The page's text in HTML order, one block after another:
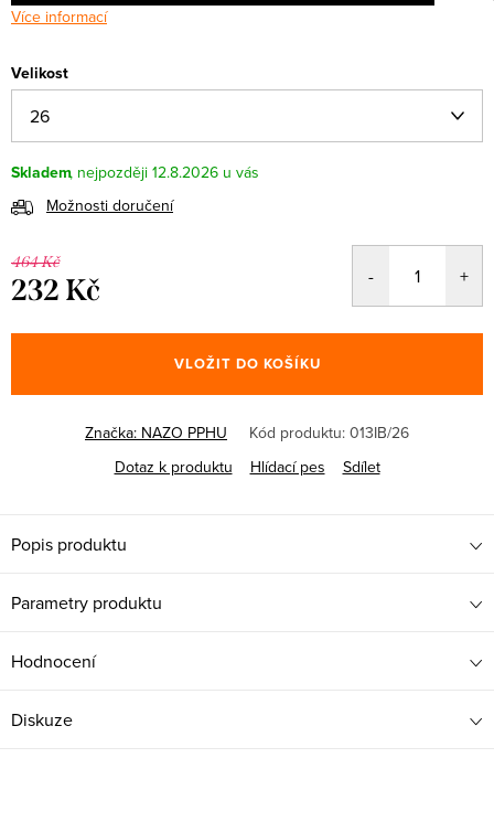
Více informací
Velikost
Skladem
12.8.2026
Možnosti doručení
464 Kč
232 Kč
cena:
VLOŽIT DO KOŠÍKU
Značka: NAZO PPHU Kód produktu: 013IB/26
Dotaz k produktu
Hlídací pes Sdílet
Popis produktu
Parametry produktu
Hodnocení
Diskuze